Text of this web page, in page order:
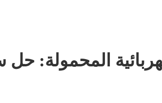
المحمولة: